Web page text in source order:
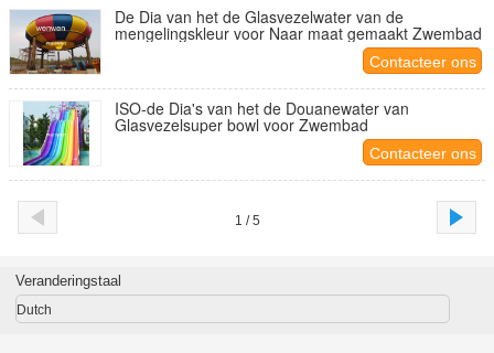
De Dia van het de Glasvezelwater van de
mengelingskleur voor Naar maat gemaakt Zwembad
Contacteer ons
ISO-de Dia's van het de Douanewater van
Glasvezelsuper bowl voor Zwembad
Contacteer ons
1 / 5
Veranderingstaal
Dutch